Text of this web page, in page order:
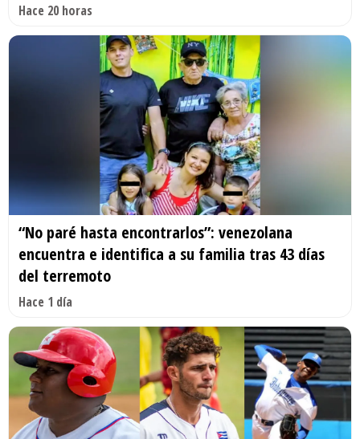
Hace 20 horas
“No paré hasta encontrarlos”: venezolana
encuentra e identifica a su familia tras 43 días
del terremoto
Hace 1 día